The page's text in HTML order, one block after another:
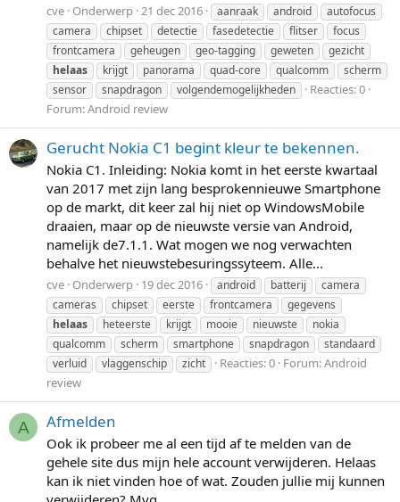
cve Onderwerp 21 dec 2016 aanraak android
autofocus
camera
chipset detectie fasedetectie flitser
focus
frontcamera
geheugen geo-tagging geweten
gezicht
helaas
krijgt panorama quad-core qualcomm
scherm
sensor
snapdragon volgendemogelijkheden
Reacties: 0
Forum:Android review
Gerucht Nokia C1 begint kleur te bekennen.
Nokia C1. Inleiding: Nokia komt in het eerste kwartaal
van 2017 met zijn lang besprokennieuwe Smartphone
op de markt, dit keer zal hij niet op WindowsMobile
draaien, maar op de nieuwste versie van Android,
namelijk de7.1.1. Wat mogen we nog verwachten
behalve het nieuwstebesuringssyteem. Alle...
cve Onderwerp 19 dec 2016 android batterij
camera
cameras
chipset eerste frontcamera
gegevens
helaas
heteerste krijgt mooie nieuwste
nokia
qualcomm
scherm smartphone snapdragon
standaard
verluid
vlaggenschip zicht Reacties: 0 Forum:Android
review
A Afmelden
Ook ik probeer me al een tijd af te melden van de
gehele site dus mijn hele account verwijderen. Helaas
kan ik niet vinden hoe of wat. Zouden jullie mij kunnen